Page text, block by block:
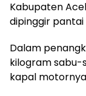
Kabupaten
dipinggir
Dalam
kilogram sabu-
kapal